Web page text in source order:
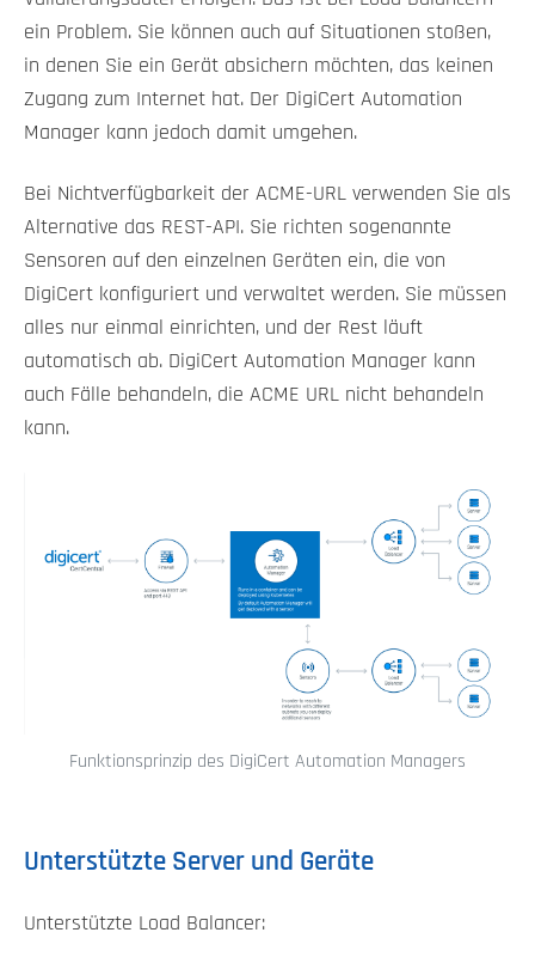
ein Problem. Sie können auch auf Situationen stoßen,
in denen Sie ein Gerät absichern möchten, das keinen
Zugang zum Internet hat. Der DigiCert Automation
Manager kann jedoch damit umgehen.
Bei Nichtverfügbarkeit der ACME-URL verwenden Sie als
Alternative das REST-API. Sie richten sogenannte
Sensoren auf den einzelnen Geräten ein, die von
DigiCert konfiguriert und verwaltet werden. Sie müssen
alles nur einmal einrichten, und der Rest läuft
automatisch ab. DigiCert Automation Manager kann
auch Fälle behandeln, die ACME URL nicht behandeln
kann.
Funktionsprinzip des DigiCert Automation Managers
Unterstützte Server und Geräte
Unterstützte Load Balancer: